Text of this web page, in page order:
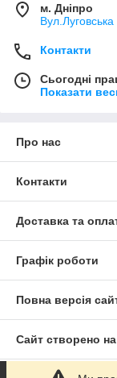
м. Дніпро
Контакти
Сьогодні
Показати
Про нас
Контакти
Доставка та
Графік роботи
Повна версія
Сайт створено